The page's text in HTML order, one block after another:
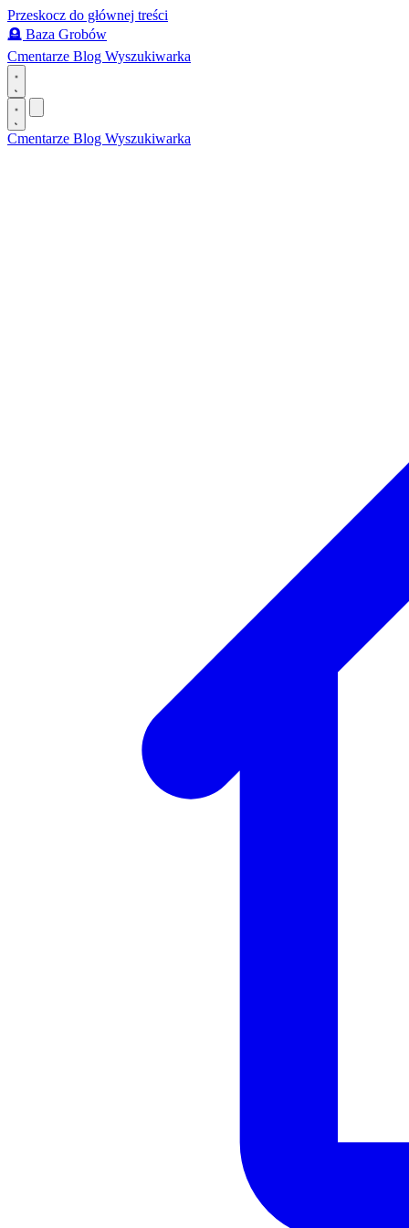
Przeskocz do głównej treści
🪦 Baza Grobów
Cmentarze Blog Wyszukiwarka
Cmentarze Blog Wyszukiwarka